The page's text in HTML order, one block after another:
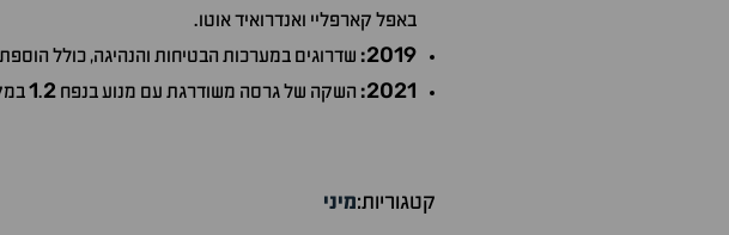
באפל קארפליי ואנדרואיד אוטו.
2019
: שדרוגים במערכות הבטיחות והנהיגה, כולל
2021
: השקה של גרסה משודרגת עם מנוע בנפח 1.2
קטגוריות:מיני